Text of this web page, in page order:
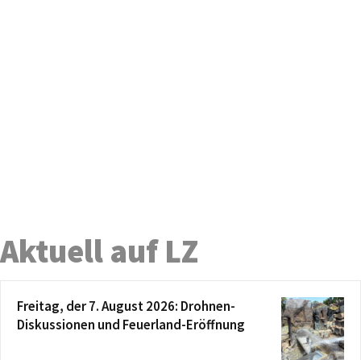
Aktuell auf LZ
Freitag, der 7. August 2026: Drohnen-
Diskussionen und Feuerland-Eröffnung